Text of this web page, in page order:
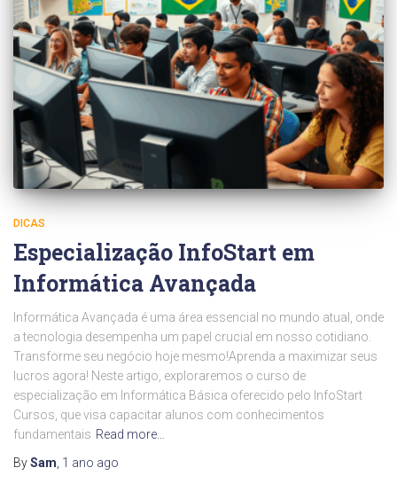
DICAS
Especialização InfoStart em
Informática Avançada
Informática Avançada é uma área essencial no mundo atual, onde
a tecnologia desempenha um papel crucial em nosso cotidiano.
Transforme seu negócio hoje mesmo!Aprenda a maximizar seus
lucros agora! Neste artigo, exploraremos o curso de
especialização em Informática Básica oferecido pelo InfoStart
Cursos, que visa capacitar alunos com conhecimentos
fundamentais Read more…
BySam 1 ano ago